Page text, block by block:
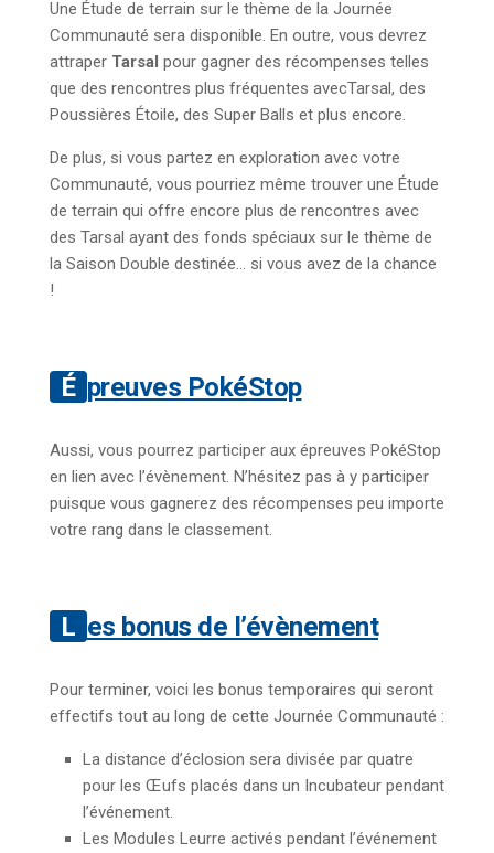
Une Étude de terrain sur le thème de la Journée
Communauté sera disponible. En outre, vous devrez
attraper Tarsal pour gagner des récompenses telles
que des rencontres plus fréquentes avecTarsal, des
Poussières Étoile, des Super Balls et plus encore.
De plus, si vous partez en exploration avec votre
Communauté, vous pourriez même trouver une Étude
de terrain qui offre encore plus de rencontres avec
des Tarsal ayant des fonds spéciaux sur le thème de
la Saison Double destinée… si vous avez de la chance
!
Épreuves PokéStop
Aussi, vous pourrez participer aux épreuves PokéStop
en lien avec l’évènement. N’hésitez pas à y participer
puisque vous gagnerez des récompenses peu importe
votre rang dans le classement.
Les bonus de l’évènement
Pour terminer, voici les bonus temporaires qui seront
effectifs tout au long de cette Journée Communauté :
La distance d’éclosion sera divisée par quatre
pour les Œufs placés dans un Incubateur pendant
l’événement.
Les Modules Leurre activés pendant l’événement